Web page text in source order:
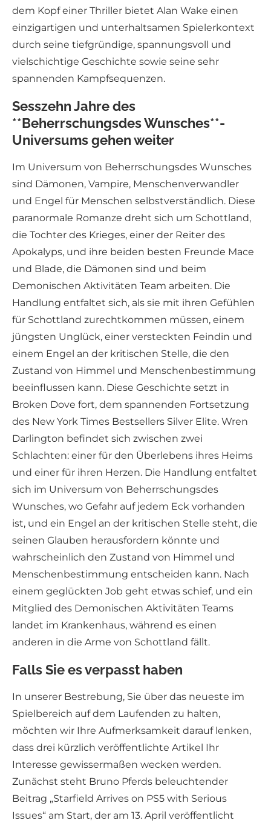
dem Kopf einer Thriller bietet Alan Wake einen
einzigartigen und unterhaltsamen Spielerkontext
durch seine tiefgründige, spannungsvoll und
vielschichtige Geschichte sowie seine sehr
spannenden Kampfsequenzen.
Sesszehn Jahre des
**Beherrschungsdes Wunsches**-
Universums gehen weiter
Im Universum von Beherrschungsdes Wunsches
sind Dämonen, Vampire, Menschenverwandler
und Engel für Menschen selbstverständlich. Diese
paranormale Romanze dreht sich um Schottland,
die Tochter des Krieges, einer der Reiter des
Apokalyps, und ihre beiden besten Freunde Mace
und Blade, die Dämonen sind und beim
Demonischen Aktivitäten Team arbeiten. Die
Handlung entfaltet sich, als sie mit ihren Gefühlen
für Schottland zurechtkommen müssen, einem
jüngsten Unglück, einer versteckten Feindin und
einem Engel an der kritischen Stelle, die den
Zustand von Himmel und Menschenbestimmung
beeinflussen kann. Diese Geschichte setzt in
Broken Dove fort, dem spannenden Fortsetzung
des New York Times Bestsellers Silver Elite. Wren
Darlington befindet sich zwischen zwei
Schlachten: einer für den Überlebens ihres Heims
und einer für ihren Herzen. Die Handlung entfaltet
sich im Universum von Beherrschungsdes
Wunsches, wo Gefahr auf jedem Eck vorhanden
ist, und ein Engel an der kritischen Stelle steht, die
seinen Glauben herausfordern könnte und
wahrscheinlich den Zustand von Himmel und
Menschenbestimmung entscheiden kann. Nach
einem geglückten Job geht etwas schief, und ein
Mitglied des Demonischen Aktivitäten Teams
landet im Krankenhaus, während es einen
anderen in die Arme von Schottland fällt.
Falls Sie es verpasst haben
In unserer Bestrebung, Sie über das neueste im
Spielbereich auf dem Laufenden zu halten,
möchten wir Ihre Aufmerksamkeit darauf lenken,
dass drei kürzlich veröffentlichte Artikel Ihr
Interesse gewissermaßen wecken werden.
Zunächst steht Bruno Pferds beleuchtender
Beitrag „Starfield Arrives on PS5 with Serious
Issues“ am Start, der am 13. April veröffentlicht